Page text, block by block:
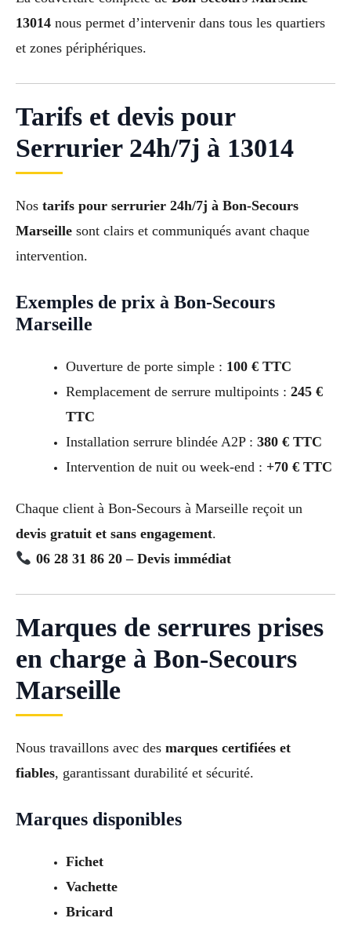
13014 nous permet d’intervenir dans tous les quartiers
et zones périphériques.
Tarifs et devis pour
Serrurier 24h/7j à 13014
Nos tarifs pour serrurier 24h/7j à Bon-Secours
Marseille sont clairs et communiqués avant chaque
intervention.
Exemples de prix à Bon-Secours
Marseille
Ouverture de porte simple : 100 € TTC
Remplacement de serrure multipoints : 245 €
TTC
Installation serrure blindée A2P : 380 € TTC
Intervention de nuit ou week-end : +70 € TTC
Chaque client à Bon-Secours à Marseille reçoit un
devis gratuit et sans engagement.
06 28 31 86 20 – Devis immédiat
Marques de serrures prises
en charge à Bon-Secours
Marseille
Nous travaillons avec des marques certifiées et
fiables, garantissant durabilité et sécurité.
Marques disponibles
Fichet
Vachette
Bricard